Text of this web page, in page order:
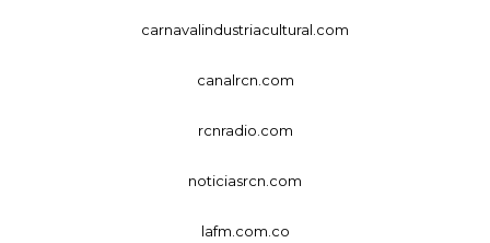
carnavalindustriacultural.com
canalrcn.com
rcnradio.com
noticiasrcn.com
lafm.com.co